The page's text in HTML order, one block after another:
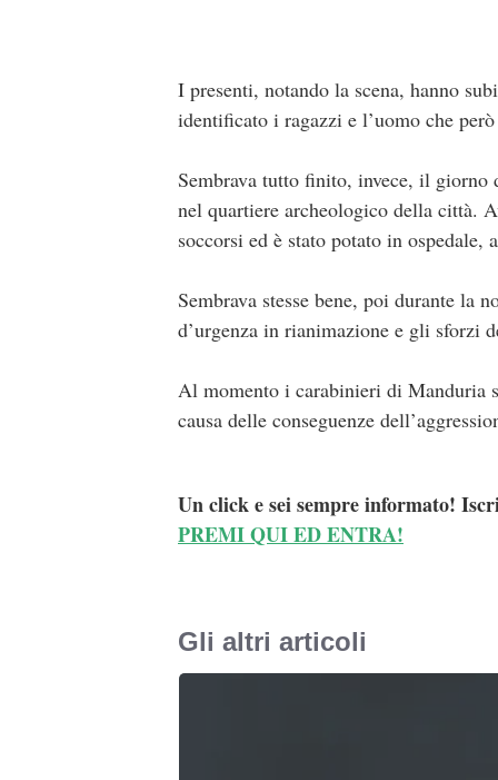
I presenti, notando la scena, hanno
identificato i ragazzi e l’uomo che
Sembrava tutto finito, invece, il giorno
nel quartiere archeologico della città.
soccorsi ed è stato potato in
Sembrava stesse bene, poi durante la
d’urgenza in rianimazione e gli sforzi
Al momento i carabinieri di Manduria
causa delle conseguenze
Un click e sei sempre informato!
PREMI QUI ED ENTRA!
Gli altri articoli